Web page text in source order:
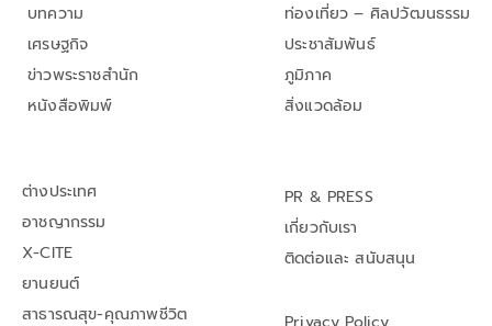
บทความ
เศรษฐกิจ
ข่าวพระราชสำนัก
หนังสือพิมพ์
ท่องเที่ยว – ศิลปวัฒนธรรม
ประชาสัมพันธ์
ภูมิภาค
สิ่งแวดล้อม
ต่างประเทศ
อาชญากรรม
X-CITE
ยานยนต์
สาธารณสุข-คุณภาพชีวิต
PR & PRESS
เกี่ยวกับเรา
ติดต่อและ สนับสนุน